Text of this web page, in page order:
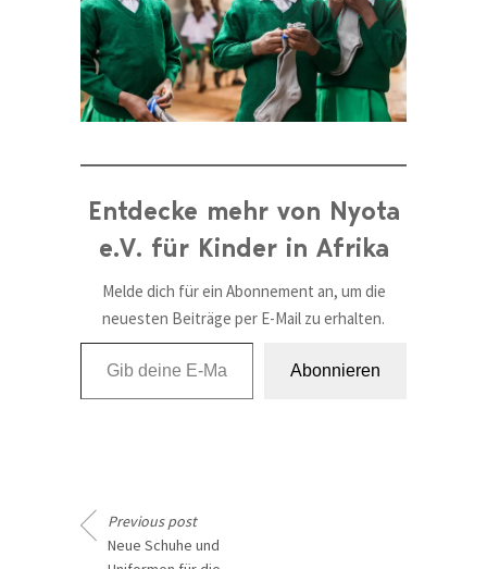
Entdecke mehr von Nyota
e.V. für Kinder in Afrika
Melde dich für ein Abonnement an, um die
neuesten Beiträge per E-Mail zu erhalten.
Gib deine E-Mail-Adresse ein ...
Abonnieren
Previous post
Neue Schuhe und